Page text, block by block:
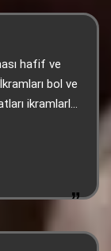
hafif ve
bol ve
ikramlarla